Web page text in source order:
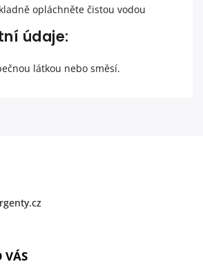
opláchněte čistou vodou
údaje:
látkou nebo směsí.
VÁS